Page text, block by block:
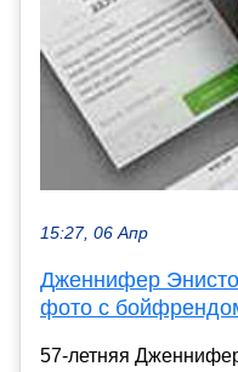
15:27, 06 Апр
Дженнифер
фото с
57-летняя